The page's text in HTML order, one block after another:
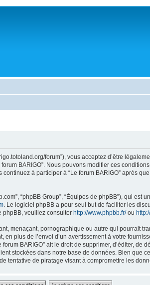
forum”), vous acceptez d’être
BARIGO”. Nous pouvons modifier ces
à participer à “Le forum BARIGO” après
“phpBB Group”, “Équipes de phpBB”), qui
. Le logiciel phpBB a pour seul but de faciliter les
phpBB, veuillez consulter http://www.phpbb.fr/ou
menaçant, pornographique ou autre qui pourrait
plus de l’envoi d’un avertissement à votre
BARIGO” ait le droit de supprimer, d’éditer,
stockées dans notre base de données. Bien que
tentative de piratage visant à compromettre les